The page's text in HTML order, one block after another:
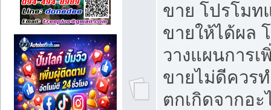
ขาย โปรโมท
ขายให้ได้ผล
วางแผนการ
ขายไม่ดีควร
ตกเกิดจากอะ